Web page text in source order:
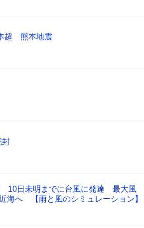
超 熊本地震
封
10日未明までに台風に発達 最大風
海へ 【雨と風のシミュレーション】